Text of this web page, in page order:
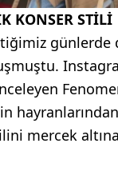
KONSER STİLİ
günlerde
mercek